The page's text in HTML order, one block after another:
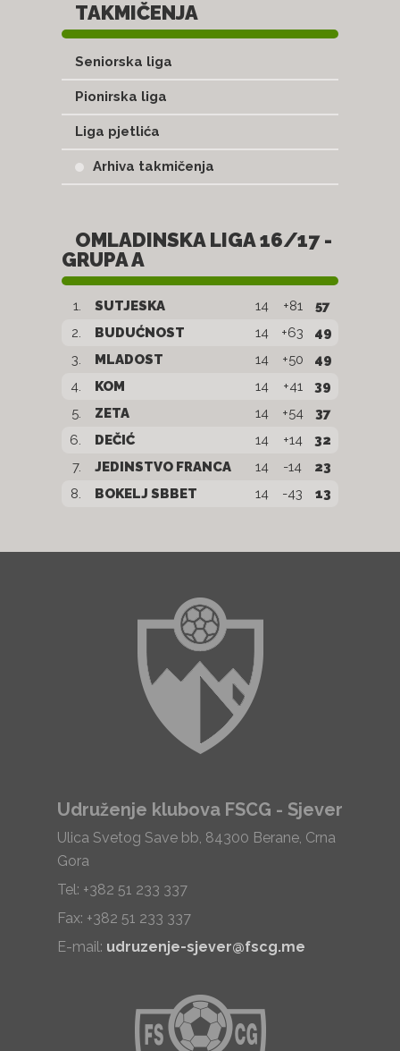
TAKMIČENJA
Seniorska liga
Pionirska liga
Liga pjetlića
Arhiva takmičenja
OMLADINSKA LIGA 16/17 -
GRUPA A
1. SUTJESKA 14 +81
57
2.
BUDUĆNOST 14 +63
49
3.
MLADOST 14 +50
49
4.
KOM 14 +41
39
5.
ZETA 14 +54
37
6.
DEČIĆ 14 +14
32
7.
JEDINSTVO FRANCA 14 -14
23
8.
BOKELJ SBBET 14 -43 13
Udruženje klubova FSCG - Sjever
Ulica Svetog Save bb, 84300 Berane, Crna
Gora
Tel: +382 51 233 337
Fax: +382 51 233 337
E-mail: udruzenje-sjever@fscg.me